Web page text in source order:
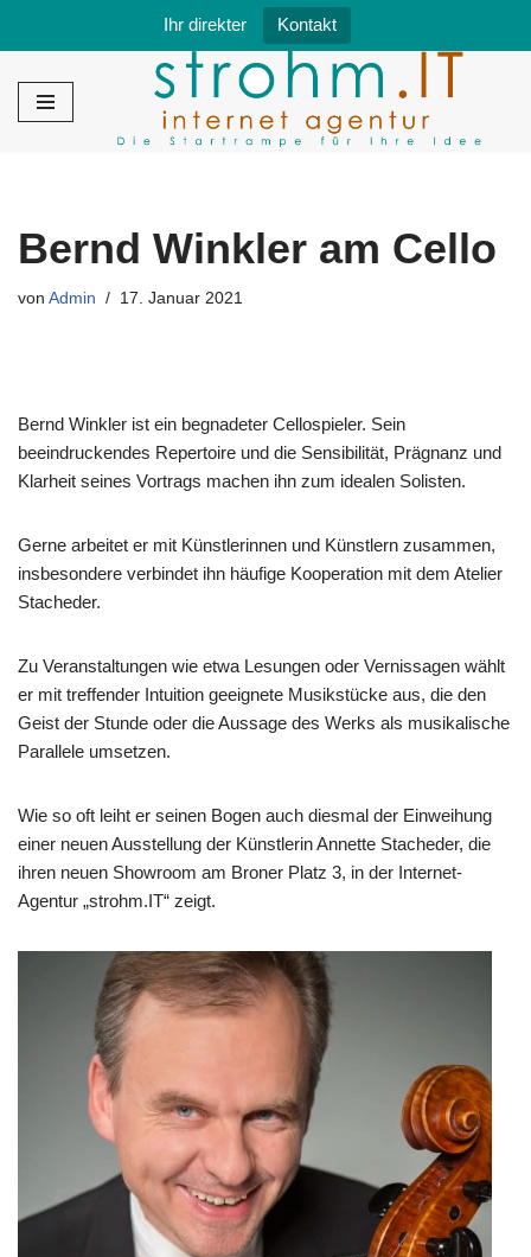
Ihr direkter Kontakt
Zum
Bernd Winkler am Cello
von Admin 17. Januar 2021
Bernd Winkler ist ein begnadeter Cellospieler. Sein
beeindruckendes Repertoire und die Sensibilität, Prägnanz und
Klarheit seines Vortrags machen ihn zum idealen Solisten.
Gerne arbeitet er mit Künstlerinnen und Künstlern zusammen,
insbesondere verbindet ihn häufige Kooperation mit dem Atelier
Stacheder.
Zu Veranstaltungen wie etwa Lesungen oder Vernissagen wählt
er mit treffender Intuition geeignete Musikstücke aus, die den
Geist der Stunde oder die Aussage des Werks als musikalische
Parallele umsetzen.
Wie so oft leiht er seinen Bogen auch diesmal der Einweihung
einer neuen Ausstellung der Künstlerin Annette Stacheder, die
ihren neuen Showroom am Broner Platz 3, in der Internet-
Agentur „strohm.IT“ zeigt.